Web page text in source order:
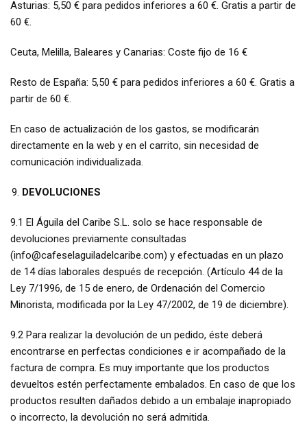
Asturias: 5,50 € para pedidos inferiores a 60 €. Gratis a partir de
60 €.
Ceuta, Melilla, Baleares y Canarias: Coste fijo de 16 €
Resto de España: 5,50 € para pedidos inferiores a 60 €. Gratis a
partir de 60 €.
En caso de actualización de los gastos, se modificarán
directamente en la web y en el carrito, sin necesidad de
comunicación individualizada.
DEVOLUCIONES
9.1 El Águila del Caribe S.L. solo se hace responsable de
devoluciones previamente consultadas
(info@cafeselaguiladelcaribe.com) y efectuadas en un plazo
de 14 días laborales después de recepción. (Artículo 44 de la
Ley 7/1996, de 15 de enero, de Ordenación del Comercio
Minorista, modificada por la Ley 47/2002, de 19 de diciembre).
9.2 Para realizar la devolución de un pedido, éste deberá
encontrarse en perfectas condiciones e ir acompañado de la
factura de compra. Es muy importante que los productos
devueltos estén perfectamente embalados. En caso de que los
productos resulten dañados debido a un embalaje inapropiado
o incorrecto, la devolución no será admitida.